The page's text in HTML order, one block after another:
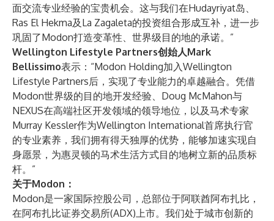
面交流专业经验的宝贵机会。这与我们在Hudayriyat岛、
Ras El Hekma及La Zagaleta的投资组合形成互补，进一步
巩固了Modon打造变革性、世界级目的地的承诺。”
Wellington Lifestyle Partners创始人Mark
Bellissimo表示：“Modon Holding加入Wellington
Lifestyle Partners后，实现了专业能力的卓越融合。凭借
Modon世界级的目的地开发经验、Doug McMahon与
NEXUS在高端社区开发领域的领导地位，以及马术专家
Murray Kessler作为Wellington International首席执行官
的专业素养，我们拥有得天独厚的优势，能够加速实现自
身愿景，为惠灵顿的马术生活方式目的地树立新的品质标
杆。”
关于Modon：
Modon是一家国际控股公司，总部位于阿联酋阿布扎比，
在阿布扎比证券交易所(ADX)上市。我们处于城市创新的